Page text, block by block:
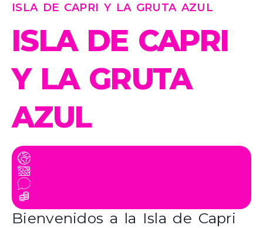
ISLA DE CAPRI Y LA GRUTA AZUL
ISLA DE CAPRI
Y LA GRUTA
AZUL
Bienvenidos a la Isla de Capri